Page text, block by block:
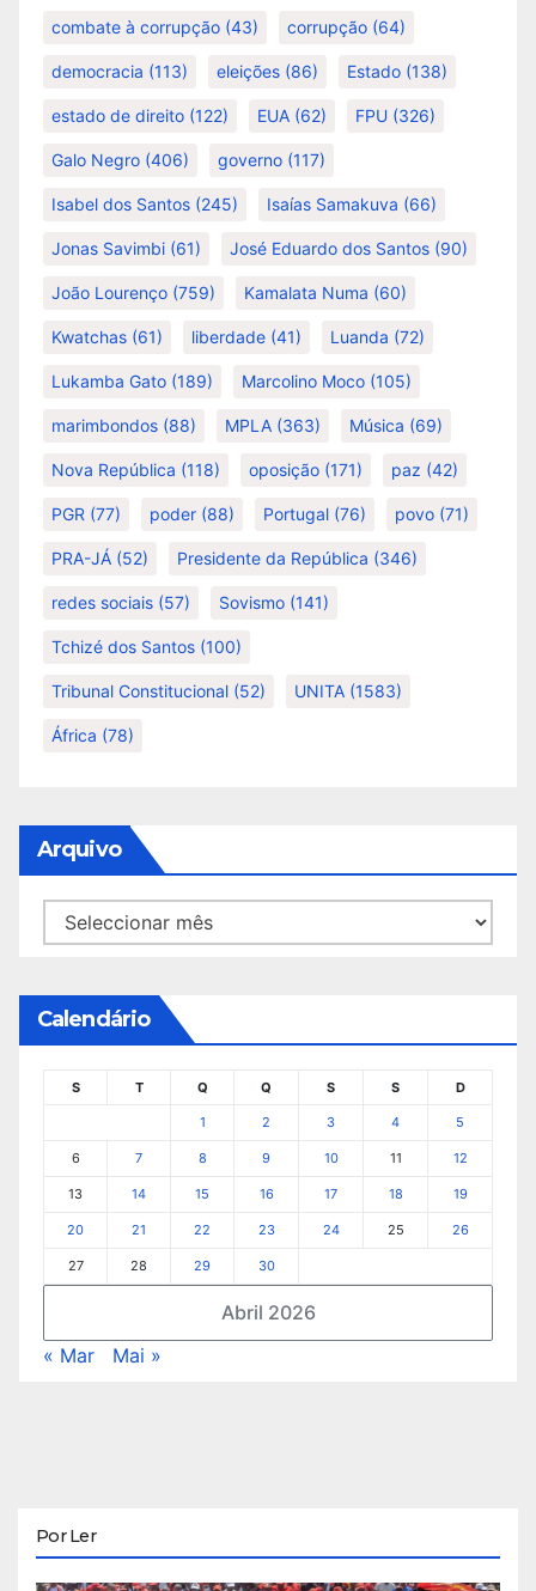
combate à corrupção (43) corrupção (64)
democracia (113) eleições (86) Estado (138)
estado de direito (122) EUA (62) FPU (326)
Galo Negro (406) governo (117)
Isabel dos Santos (245) Isaías Samakuva (66)
Jonas Savimbi (61) José Eduardo dos Santos (90)
João Lourenço (759) Kamalata Numa (60)
Kwatchas (61) liberdade (41) Luanda (72)
Lukamba Gato (189) Marcolino Moco (105)
marimbondos (88) MPLA (363) Música (69)
Nova República (118) oposição (171) paz (42)
PGR (77) poder (88) Portugal (76) povo (71)
PRA-JÁ (52) Presidente da República (346)
redes sociais (57) Sovismo (141)
Tchizé dos Santos (100)
Tribunal Constitucional (52) UNITA (1583)
África (78)
Arquivo
Arquivo
Calendário
Abril 2026
S T Q Q S S D
1 2 3 4 5
6 7 8 9 10 11 12
13 14 15 16 17 18 19
20 21 22 23 24 25 26
27 28 29 30
« Mar Mai »
Por Ler